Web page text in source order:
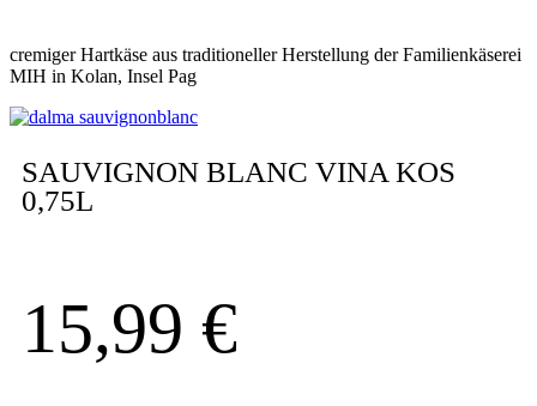
cremiger Hartkäse aus traditioneller Herstellung der Familienkäserei
MIH in Kolan, Insel Pag
SAUVIGNON BLANC VINA KOS
0,75L
15,99 €